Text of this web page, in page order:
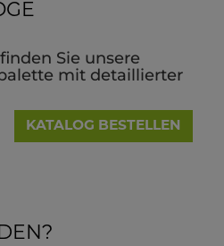
Sie unsere
mit detaillierter
KATALOG BESTELLEN